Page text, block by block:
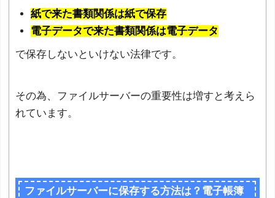
紙で来た書類関係は紙で保存
電子データで来た書類関係は電子データ
で保存しないといけない法律です。
その為、ファイルサーバーの重要性は増すと考えら
れています。
ファイルサーバーに保存する方法は？電子帳簿